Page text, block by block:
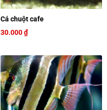
Cá chuột cafe
30.000₫